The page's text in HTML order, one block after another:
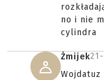
no i nie
cylindra
Żmijek
Wojdatuz